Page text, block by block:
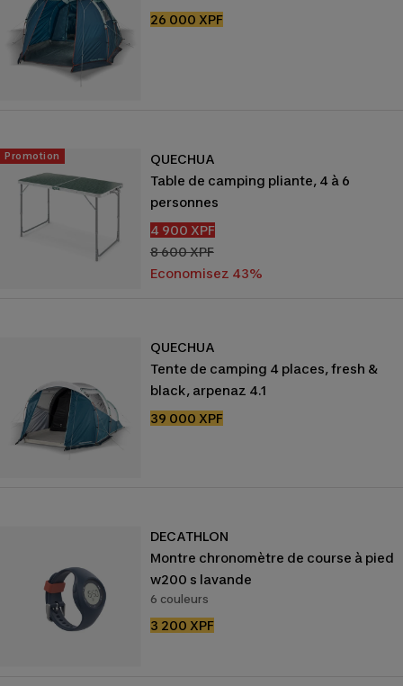
Prix
26 000 XPF
Promotion
QUECHUA
Table de camping pliante, 4 à 6
personnes
Prix
de
vente
4 900 XPF
Prix
normal
8 600 XPF
Economisez 43%
QUECHUA
Tente de camping 4 places, fresh &
black, arpenaz 4.1
Prix
39 000 XPF
DECATHLON
Montre chronomètre de course à pied
w200 s lavande
6 couleurs
Prix
3 200 XPF